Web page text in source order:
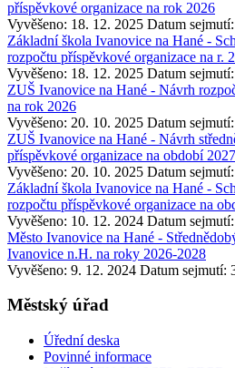
příspěvkové organizace na rok 2026
Vyvěšeno: 18. 12. 2025 Datum
Základní škola Ivanovice na Hané -
rozpočtu příspěvkové organizace na r.
Vyvěšeno: 18. 12. 2025 Datum
ZUŠ Ivanovice na Hané - Návrh
na rok 2026
Vyvěšeno: 20. 10. 2025 Datum
ZUŠ Ivanovice na Hané - Návrh
příspěvkové organizace na období
Vyvěšeno: 20. 10. 2025 Datum
Základní škola Ivanovice na Hané -
rozpočtu příspěvkové organizace na
Vyvěšeno: 10. 12. 2024 Datum
Město Ivanovice na Hané -
Ivanovice n.H. na roky 2026-2028
Vyvěšeno: 9. 12. 2024 Datum sejmutí:
Městský úřad
Úřední deska
Povinné informace